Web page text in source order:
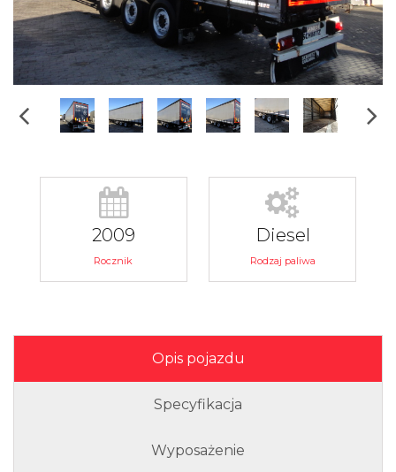
2009
Rocznik
Diesel
Rodzaj paliwa
Opis pojazdu
Specyfikacja
Wyposażenie